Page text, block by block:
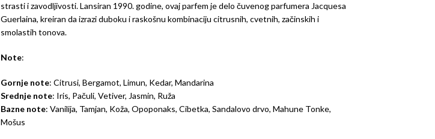
strasti i zavodljivosti. Lansiran 1990. godine, ovaj parfem je delo čuvenog parfumera Jacquesa
Guerlaina, kreiran da izrazi duboku i raskošnu kombinaciju citrusnih, cvetnih, začinskih i
smolastih tonova.
Note:
Gornje note: Citrusi, Bergamot, Limun, Kedar, Mandarina
Srednje note: Iris, Pačuli, Vetiver, Jasmin, Ruža
Bazne note: Vanilija, Tamjan, Koža, Opoponaks, Cibetka, Sandalovo drvo, Mahune Tonke,
Mošus